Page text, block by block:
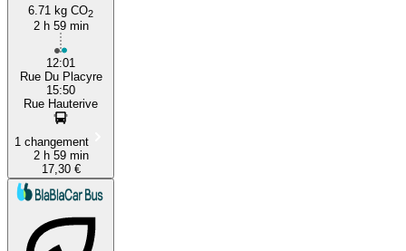
6.71 kg CO2
2 h 59 min
12:01
Rue Du Placyre
15:50
Rue Hauterive
1 changement
2 h 59 min
17,30 €